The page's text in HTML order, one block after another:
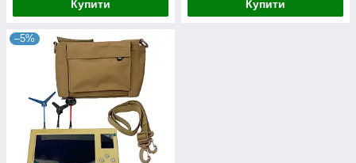
Купити Купити
–5%